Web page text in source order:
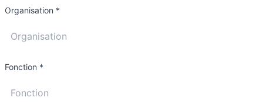
Organisation *
Fonction *